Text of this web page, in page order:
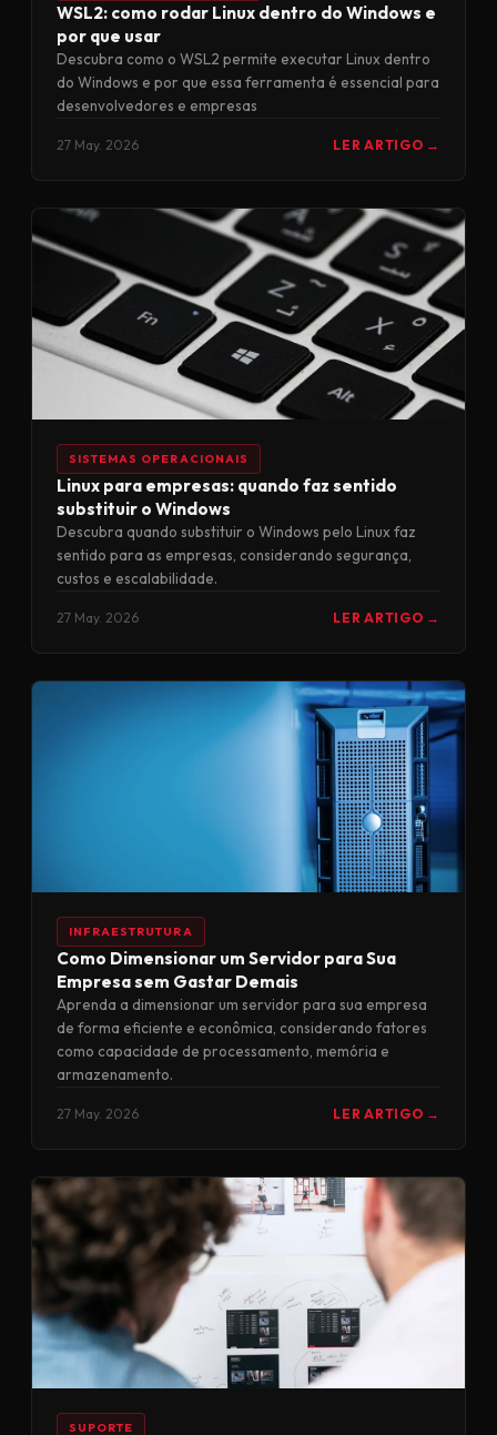
WSL2: como rodar Linux dentro do Windows e
por que usar
Descubra como o WSL2 permite executar Linux dentro
do Windows e por que essa ferramenta é essencial para
desenvolvedores e empresas
27 May. 2026 LER ARTIGO →
SISTEMAS OPERACIONAIS
Linux para empresas: quando faz sentido
substituir o Windows
Descubra quando substituir o Windows pelo Linux faz
sentido para as empresas, considerando segurança,
custos e escalabilidade.
27 May. 2026 LER ARTIGO →
INFRAESTRUTURA
Como Dimensionar um Servidor para Sua
Empresa sem Gastar Demais
Aprenda a dimensionar um servidor para sua empresa
de forma eficiente e econômica, considerando fatores
como capacidade de processamento, memória e
armazenamento.
27 May. 2026 LER ARTIGO →
SUPORTE